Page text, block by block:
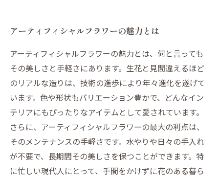
アーティフィシャルフラワーの魅力とは
アーティフィシャルフラワーの魅力とは、何と言っても
その美しさと手軽さにあります。生花と見間違えるほど
のリアルな造りは、技術の進歩により年々進化を遂げて
います。色や形状もバリエーション豊かで、どんなイン
テリアにもぴったりなアイテムとして愛されています。
さらに、アーティフィシャルフラワーの最大の利点は、
そのメンテナンスの手軽さです。水やりや日々の手入れ
が不要で、長期間その美しさを保つことができます。特
に忙しい現代人にとって、手間をかけずに花のある暮ら